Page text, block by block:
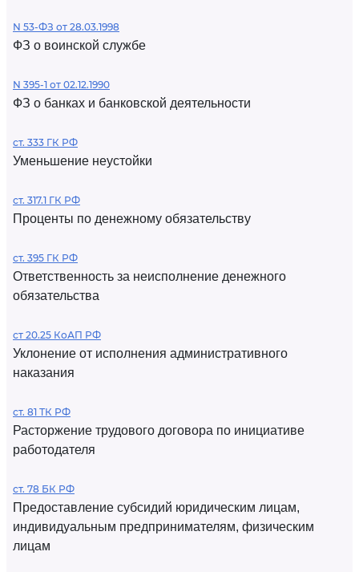
N 53-ФЗ от 28.03.1998
ФЗ о воинской службе
N 395-1 от 02.12.1990
ФЗ о банках и банковской деятельности
ст. 333 ГК РФ
Уменьшение неустойки
ст. 317.1 ГК РФ
Проценты по денежному обязательству
ст. 395 ГК РФ
Ответственность за неисполнение денежного
обязательства
ст 20.25 КоАП РФ
Уклонение от исполнения административного
наказания
ст. 81 ТК РФ
Расторжение трудового договора по инициативе
работодателя
ст. 78 БК РФ
Предоставление субсидий юридическим лицам,
индивидуальным предпринимателям, физическим
лицам